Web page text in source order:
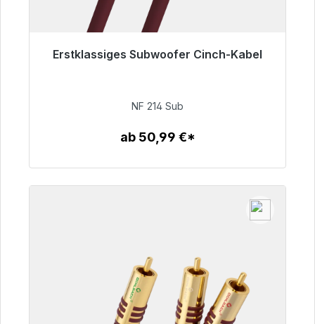
Erstklassiges Subwoofer Cinch-Kabel
94,00 €
NF 214 Sub
ab 50,99 €*